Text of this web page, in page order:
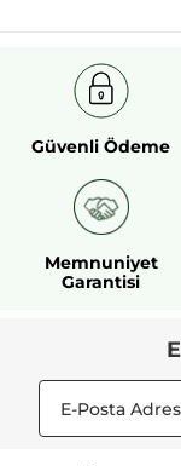
Güvenli Ödeme
Memnuniyet
Garantisi